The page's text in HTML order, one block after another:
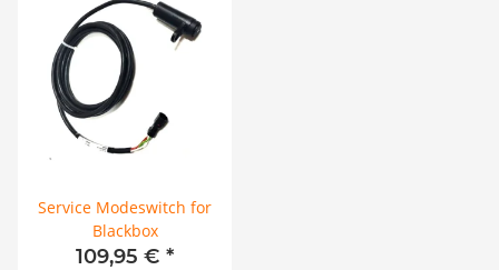
Service Modeswitch for
Blackbox
109,95 € *